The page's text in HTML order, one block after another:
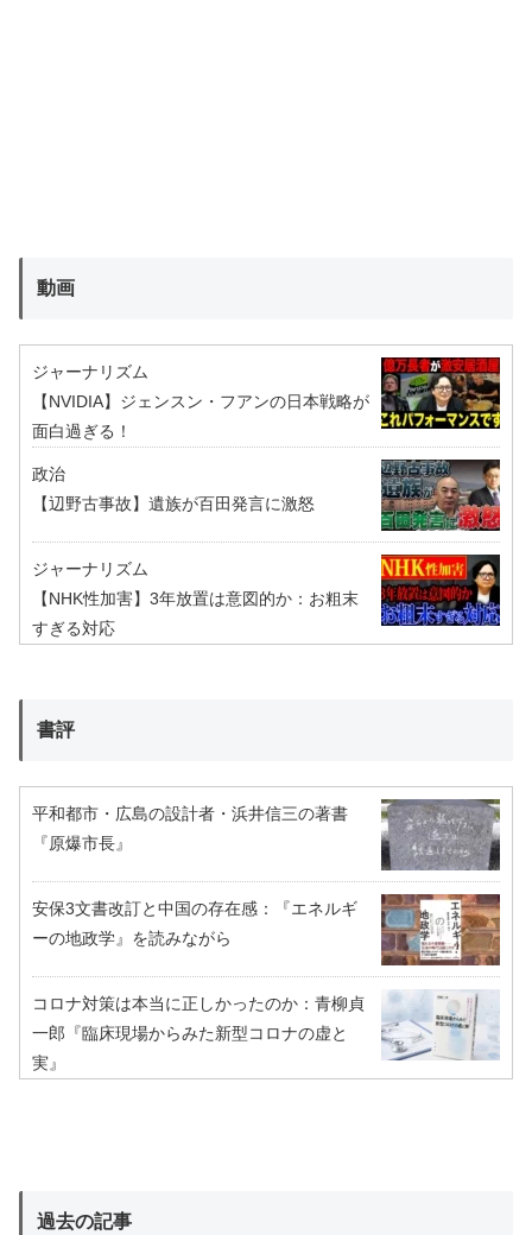
動画
ジャーナリズム
【NVIDIA】ジェンスン・フアンの日本戦略が
面白過ぎる！
政治
【辺野古事故】遺族が百田発言に激怒
ジャーナリズム
【NHK性加害】3年放置は意図的か：お粗末
すぎる対応
書評
平和都市・広島の設計者・浜井信三の著書
『原爆市長』
安保3文書改訂と中国の存在感：『エネルギ
ーの地政学』を読みながら
コロナ対策は本当に正しかったのか：青柳貞
一郎『臨床現場からみた新型コロナの虚と
実』
過去の記事